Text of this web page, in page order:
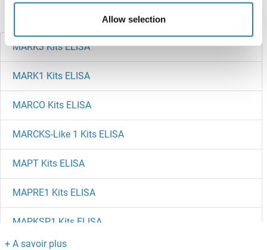
Allow selection
Avez-vous cherché autre chose?
MARK3 Kits ELISA
MARK1 Kits ELISA
MARCO Kits ELISA
MARCKS-Like 1 Kits ELISA
MAPT Kits ELISA
MAPRE1 Kits ELISA
MAPKSP1 Kits ELISA